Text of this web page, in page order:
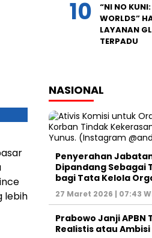
lebih
“NI NO
WORLDS”
LAYANAN
TERPADU
NASIONAL
Penyerahan
Dipandang Sebagai
bagi Tata Kelola
27 Maret 2026 | 07:43
Prabowo Janji APBN
Realistis atau